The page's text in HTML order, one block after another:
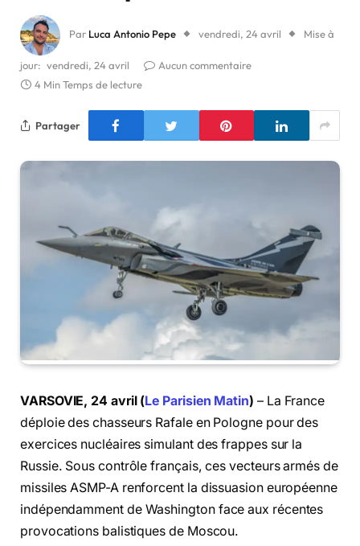
Par Luca Antonio Pepe vendredi, 24 avril Mise à
jour: vendredi, 24 avril
Aucun commentaire
4 Min Temps de lecture
Partager
VARSOVIE, 24 avril (Le Parisien Matin) – La France
déploie des chasseurs Rafale en Pologne pour des
exercices nucléaires simulant des frappes sur la
Russie. Sous contrôle français, ces vecteurs armés de
missiles ASMP-A renforcent la dissuasion européenne
indépendamment de Washington face aux récentes
provocations balistiques de Moscou.